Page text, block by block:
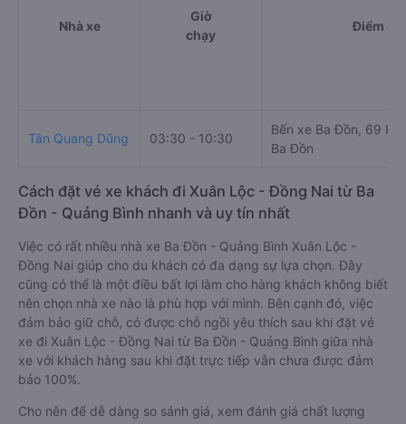
Nhà xe
Giờ
chạy
Điểm đi
Tân Quang Dũng 03:30 - 10:30
Bến xe Ba Đồn, 69
Ba Đồn
Cách đặt vé xe khách đi Xuân Lộc - Đồng Nai từ Ba
Đồn - Quảng Bình nhanh và uy tín nhất
Việc có rất nhiều nhà xe Ba Đồn - Quảng Bình Xuân Lộc -
Đồng Nai giúp cho du khách có đa dạng sự lựa chọn. Đây
cũng có thể là một điều bất lợi làm cho hàng khách không biết
nên chọn nhà xe nào là phù hợp với mình. Bên cạnh đó, việc
đảm bảo giữ chỗ, có được chỗ ngồi yêu thích sau khi đặt vé
xe đi Xuân Lộc - Đồng Nai từ Ba Đồn - Quảng Bình giữa nhà
xe với khách hàng sau khi đặt trực tiếp vẫn chưa được đảm
bảo 100%.
Cho nên để dễ dàng so sánh giá, xem đánh giá chất lượng